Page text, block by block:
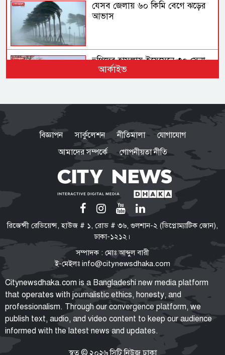
যেসব জেলায় ৬০ কিমি বেগে ঝড়ের
আভাস
হুথিদের হামলায় ইয়েমেনে ৩০ সেনা
নিহত
বগুড়ায় সাতসকালে বাসচাপায় ৬
দিনমজুর নিহত
পাকিস্তান হাইকমিশনারের বাসভবনে
অগ্নিকাণ্ডের ঘটনার তদন্ত শুরু
ভিআইপি-সিআইপিও ছাড় পাবেন না:
কেন বিমানবন্দরে সবার তল্লাশি
বাধ্যতামূলক?
ভারত সফরের সিদ্ধান্ত প্রধানমন্ত্রী
আর্কাইভ
বিজ্ঞাপন সার্কুলেশন নীতিমালা
যোগাযোগ
আমাদের সম্পর্কে
গোপনীয়তা নীতি
রিজেন্সী রেডিয়েন্স, হাউজ # ১, রোড # ৩৬, গুলশান-২ (ডিপ্লোম্যাটিক জোন),
ঢাকা-১২১২।
সম্পাদক : মোঃ আব্দুল বারী
ই-মেইলঃ info@citynewsdhaka.com
Citynewsdhaka.com is a Bangladeshi new media platform
that operates with journalistic ethics, honesty, and
professionalism. Through our convergence platform, we
publish text, audio, and video content to keep our audience
informed with the latest news and updates.
স্বত্ব © ২০২৬ সিটি নিউজ ঢাকা